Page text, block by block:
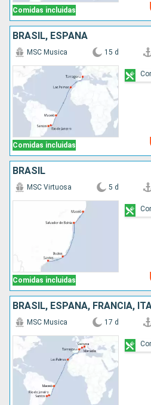
Comidas incluidas
BRASIL, ESPAÑA
Comidas incluidas
MSC Musica 15 d
BRASIL
Comidas incluidas
MSC Virtuosa 5 d
BRASIL, ESPAÑA, FRANCIA,
MSC Musica 17 d